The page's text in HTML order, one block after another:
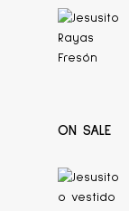
ON SALE